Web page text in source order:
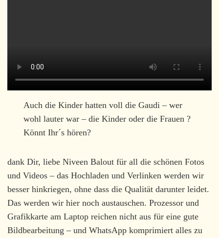
Auch die Kinder hatten voll die Gaudi – wer
wohl lauter war – die Kinder oder die Frauen ?
Könnt Ihr´s hören?
dank Dir, liebe Niveen Balout für all die schönen Fotos
und Videos – das Hochladen und Verlinken werden wir
besser hinkriegen, ohne dass die Qualität darunter leidet.
Das werden wir hier noch austauschen. Prozessor und
Grafikkarte am Laptop reichen nicht aus für eine gute
Bildbearbeitung – und WhatsApp komprimiert alles zu